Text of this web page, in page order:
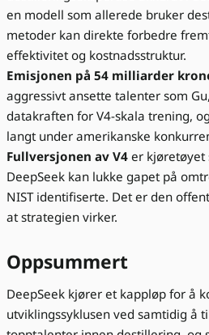
en modell som allerede bruker
metoder kan direkte forbedre
effektivitet og kostnadsstruktur.
Emisjonen på 54 milliarder
aggressivt ansette talenter som
datakraften for V4-skala trening,
langt under amerikanske
Fullversjonen av V4 er kjøretøyet
DeepSeek kan lukke gapet på
NIST identifiserte. Det er den
at strategien virker.
Oppsummert
DeepSeek kjører et kappløp for å
utviklingssyklusen ved samtidig å